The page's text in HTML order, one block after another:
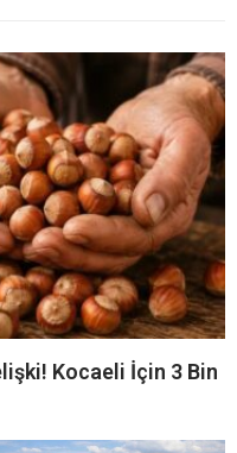
Kocaeli İçin 3 Bin